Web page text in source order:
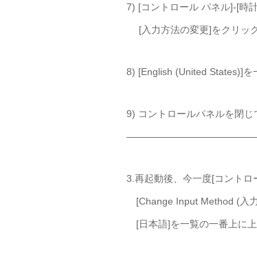
7) [コントロール パネル]-[時
[入力方法の変更]をクリック
8) [English (United States)]を
9) コントロールパネルを閉じ
3.再起動後、今一度[コント
[Change Input Method (入
[日本語]を一覧の一番上に